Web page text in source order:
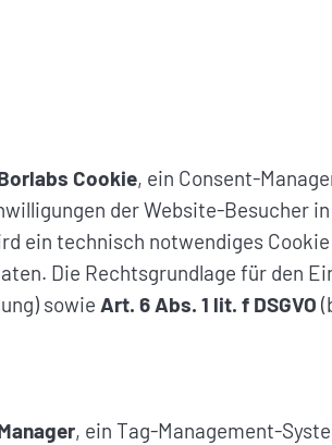
Cookie, ein Consent-
der Website-Besucher
ein technisch notwendiges
Die Rechtsgrundlage für den
sowie Art. 6 Abs. 1 lit. f DSGVO
, ein Tag-Management-